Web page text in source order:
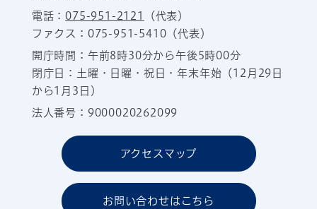
電話：075-951-2121
（代表）
ファクス：075-951-5410（代表）
開庁時間：午前8時30分から午後5時00分
閉庁日：土曜・日曜・祝日・年末年始（12月29日
から1月3日）
法人番号：9000020262099
アクセスマップ
お問い合わせはこちら